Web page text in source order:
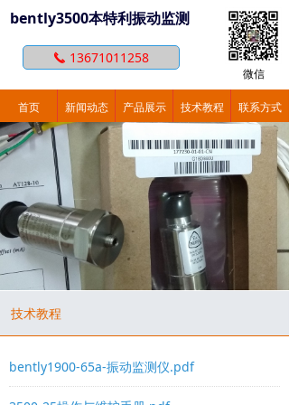
bently3500本特利振动监测
微信
首页 新闻动态 产品展示 技术教程 联系方式
끅 13671011258
技术教程
bently1900-65a-振动监测仪.pdf